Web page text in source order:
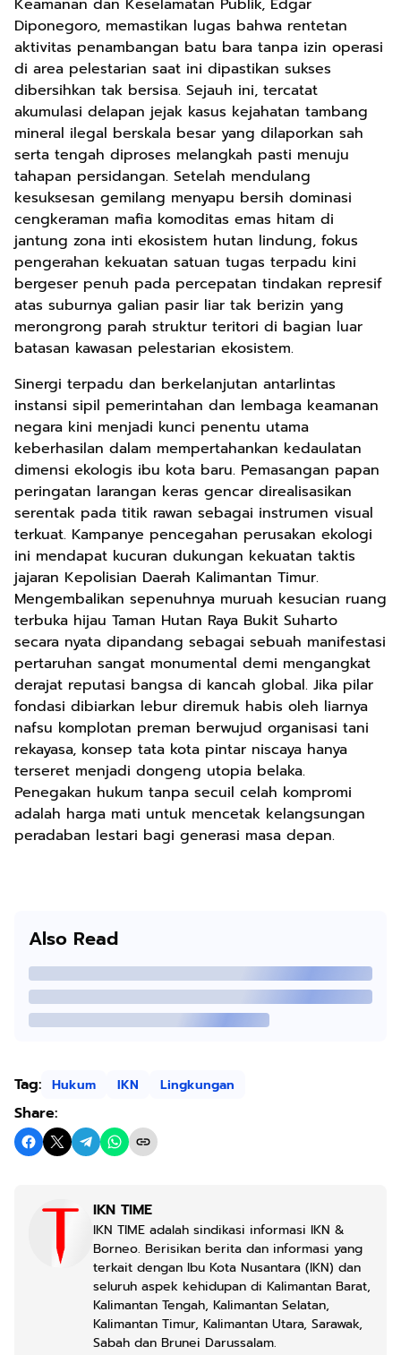
Keamanan dan Keselamatan Publik, Edgar
Diponegoro, memastikan lugas bahwa rentetan
aktivitas penambangan batu bara tanpa izin operasi
di area pelestarian saat ini dipastikan sukses
dibersihkan tak bersisa. Sejauh ini, tercatat
akumulasi delapan jejak kasus kejahatan tambang
mineral ilegal berskala besar yang dilaporkan sah
serta tengah diproses melangkah pasti menuju
tahapan persidangan. Setelah mendulang
kesuksesan gemilang menyapu bersih dominasi
cengkeraman mafia komoditas emas hitam di
jantung zona inti ekosistem hutan lindung, fokus
pengerahan kekuatan satuan tugas terpadu kini
bergeser penuh pada percepatan tindakan represif
atas suburnya galian pasir liar tak berizin yang
merongrong parah struktur teritori di bagian luar
batasan kawasan pelestarian ekosistem.
Sinergi terpadu dan berkelanjutan antarlintas
instansi sipil pemerintahan dan lembaga keamanan
negara kini menjadi kunci penentu utama
keberhasilan dalam mempertahankan kedaulatan
dimensi ekologis ibu kota baru. Pemasangan papan
peringatan larangan keras gencar direalisasikan
serentak pada titik rawan sebagai instrumen visual
terkuat. Kampanye pencegahan perusakan ekologi
ini mendapat kucuran dukungan kekuatan taktis
jajaran Kepolisian Daerah Kalimantan Timur.
Mengembalikan sepenuhnya muruah kesucian ruang
terbuka hijau Taman Hutan Raya Bukit Suharto
secara nyata dipandang sebagai sebuah manifestasi
pertaruhan sangat monumental demi mengangkat
derajat reputasi bangsa di kancah global. Jika pilar
fondasi dibiarkan lebur diremuk habis oleh liarnya
nafsu komplotan preman berwujud organisasi tani
rekayasa, konsep tata kota pintar niscaya hanya
terseret menjadi dongeng utopia belaka.
Penegakan hukum tanpa secuil celah kompromi
adalah harga mati untuk mencetak kelangsungan
peradaban lestari bagi generasi masa depan.
Also Read
Tag: Hukum IKN Lingkungan
Share:
IKN TIME
IKN TIME adalah sindikasi informasi IKN &
Borneo. Berisikan berita dan informasi yang
terkait dengan Ibu Kota Nusantara (IKN) dan
seluruh aspek kehidupan di Kalimantan Barat,
Kalimantan Tengah, Kalimantan Selatan,
Kalimantan Timur, Kalimantan Utara, Sarawak,
Sabah dan Brunei Darussalam.